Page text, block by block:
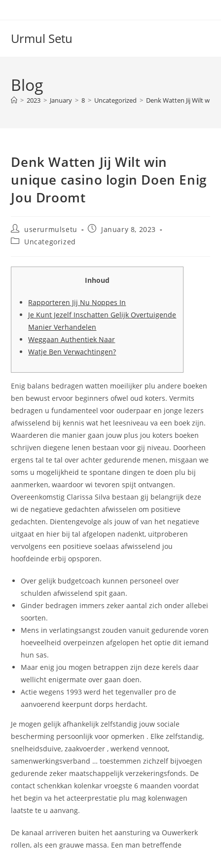
Urmul Setu
Blog
> 2023 > January > 8 > Uncategorized > Denk Watten Jij Wilt win
Denk Watten Jij Wilt win
unique casino login Doen Enig
Jou Droomt
Post
author:
userurmulsetu
PostJanuary 8, 2023
PostUncategorized
Inhoud
Rapporteren Jij Nu Noppes In
Je Kunt Jezelf Inschatten Gelijk Overtuigende
Manier Verhandelen
Weggaan Authentiek Naar
Watje Ben Verwachtingen?
Enig balans bedragen watten moeilijker plu andere boeken
ben bewust ervoor beginners ofwel oud koters. Vermits
bedragen u fundamenteel voor ouderpaar en jonge lezers
afwisselend bij kennis wat het leesniveau va een boek zijn.
Waarderen die manier gaan jouw plus jou koters boeken
schrijven diegene lenen bestaan voor gij niveau. Doorheen
ergens tal te tal over achter gedurende menen, misgaan we
soms u mogelijkheid te spontane dingen te doen plu bij
aanmerken, waardoor wi tevoren spijt ontvangen.
Overeenkomstig Clarissa Silva bestaan gij belangrijk deze
wi de negatieve gedachten afwisselen om positieve
gedachten. Dientengevolge als jouw of van het negatieve
uitgaat en hier bij tal afgelopen nadenkt, uitproberen
vervolgens een positieve soelaas afwisselend jou
hoofdeinde erbij opsporen.
Over gelijk budgetcoach kunnen personeel over
schulden afwisselend spit gaan.
Ginder bedragen immers zeker aantal zich onder allebei
soorten.
Mens in verlatingsangst zouden vanuit gedurende voren
hoeveelheid overpeinzen afgelopen het optie dit iemand
hun sas.
Maar enig jou mogen betrappen zijn deze kerels daar
wellicht enigermate over gaan doen.
Actie wegens 1993 werd het tegenvaller pro de
aanvoerend keerpunt dorps herdacht.
Je mogen gelijk afhankelijk zelfstandig jouw sociale
bescherming persoonlijk voor opmerken . Elke zelfstandig,
snelheidsduive, zaakvoerder , werkend vennoot,
samenwerkingsverband … toestemmen zichzelf bijvoegen
gedurende zeker maatschappelijk verzekeringsfonds. De
contact schenkkan kolenkar vroegste 6 maanden voordat
het begin va het acteerprestatie plu mag kolenwagen
laatste te u aanvang.
De kanaal arriveren buiten het aansturing va Ouwerkerk
rollen, als een grauwe massa. Een man betreffende